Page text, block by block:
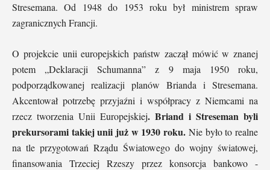
Stresemana. Od 1948 do 1953 roku był ministrem spraw
zagranicznych Francji.
O projekcie unii europejskich państw zaczął mówić w znanej
potem „Deklaracji Schumanna” z 9 maja 1950 roku,
podporządkowanej realizacji planów Brianda i Stresemana.
Akcentował potrzebę przyjaźni i współpracy z Niemcami na
rzecz tworzenia Unii Europejskiej. Briand i Streseman byli
prekursorami takiej unii już w 1930 roku. Nie było to realne
na tle przygotowań Rządu Światowego do wojny światowej,
finansowania Trzeciej Rzeszy przez konsorcja bankowo -